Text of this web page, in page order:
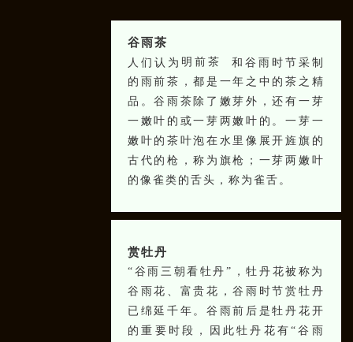
谷雨茶
人们认为 明前茶
和谷雨时节采制
的雨前茶，都是一年之中的茶之精
品。谷雨茶除了嫩芽外，还有一芽
一嫩叶的或一芽两嫩叶的。一芽一
嫩叶的茶叶泡在水里像展开旌旗的
古代的枪，称为旗枪；一芽两嫩叶
的像雀类的舌头，称为雀舌。
赏牡丹
“谷雨三朝看牡丹”，牡丹花被称为
谷雨花、富贵花，谷雨时节赏牡丹
已绵延千年。谷雨前后是牡丹花开
的重要时段，因此牡丹花有“谷雨